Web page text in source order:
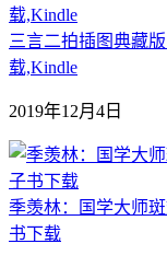
三言二拍插图典藏
载,Kindle
2019年12月4日
季羡林：国学大师
书下载